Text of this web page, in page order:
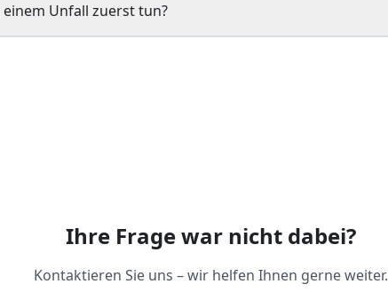
einem Unfall zuerst tun?
Ihre Frage war nicht dabei?
Kontaktieren Sie uns – wir helfen Ihnen gerne weiter.